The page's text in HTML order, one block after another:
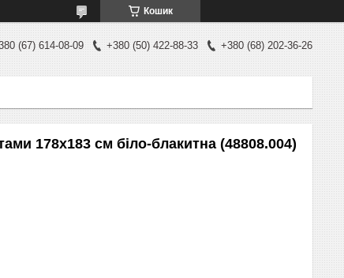
Кошик
(67) 614-08-09 +380 (50) 422-88-33 +380 (68) 202-36-26
178х183 см біло-блакитна (48808.004)